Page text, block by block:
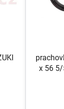
x 56